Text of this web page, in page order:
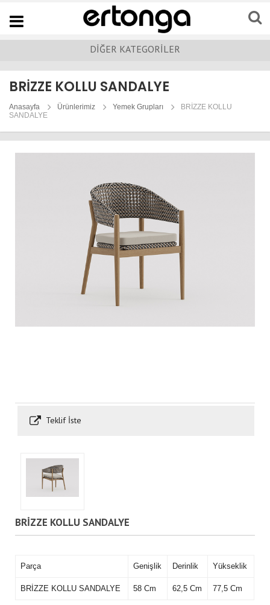
Navigation
DİĞER KATEGORİLER
BRİZZE KOLLU SANDALYE
Anasayfa Ürünlerimiz Yemek Grupları
BRİZZE KOLLU
SANDALYE
Teklif İste
BRİZZE KOLLU SANDALYE
Parça Genişlik Derinlik Yükseklik
BRİZZE KOLLU SANDALYE 58 Cm 62,5 Cm 77,5 Cm